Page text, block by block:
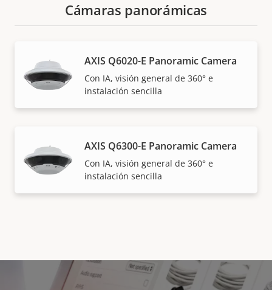
Cámaras panorámicas
AXIS Q6020-E Panoramic Camera
Con IA, visión general de 360° e
instalación sencilla
AXIS Q6300-E Panoramic Camera
Con IA, visión general de 360° e
instalación sencilla